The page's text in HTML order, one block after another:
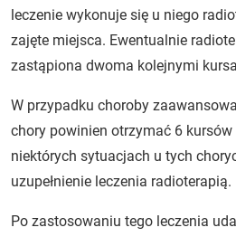
leczenie wykonuje się u niego
zajęte miejsca. Ewentualnie
zastąpiona dwoma kolejnymi
W przypadku choroby
chory powinien otrzymać 6 kursów
niektórych sytuacjach u tych
uzupełnienie leczenia radioterapią.
Po zastosowaniu tego leczenia